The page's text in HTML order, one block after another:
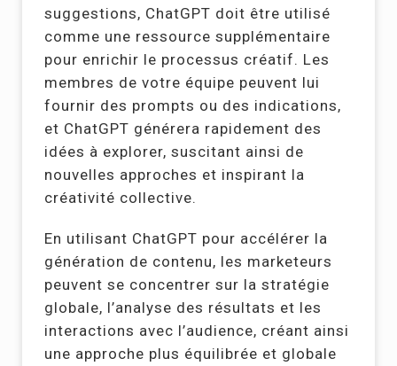
suggestions, ChatGPT doit être utilisé
comme une ressource supplémentaire
pour enrichir le processus créatif. Les
membres de votre équipe peuvent lui
fournir des prompts ou des indications,
et ChatGPT générera rapidement des
idées à explorer, suscitant ainsi de
nouvelles approches et inspirant la
créativité collective.
En utilisant ChatGPT pour accélérer la
génération de contenu, les marketeurs
peuvent se concentrer sur la stratégie
globale, l’analyse des résultats et les
interactions avec l’audience, créant ainsi
une approche plus équilibrée et globale